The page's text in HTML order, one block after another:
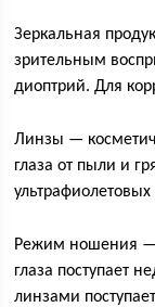
Зеркальная
зрительным
диоптрий. Для
Линзы —
глаза от пыли и
Режим ношения —
глаза поступает
линзами